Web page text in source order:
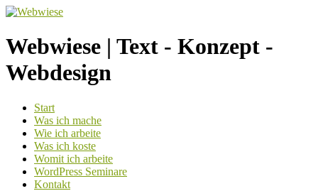
Webwiese | Text - Konzept -
Webdesign
Weiter
zum
Inhalt
Start
Was ich mache
Wie ich arbeite
Was ich koste
Womit ich arbeite
WordPress Seminare
Kontakt